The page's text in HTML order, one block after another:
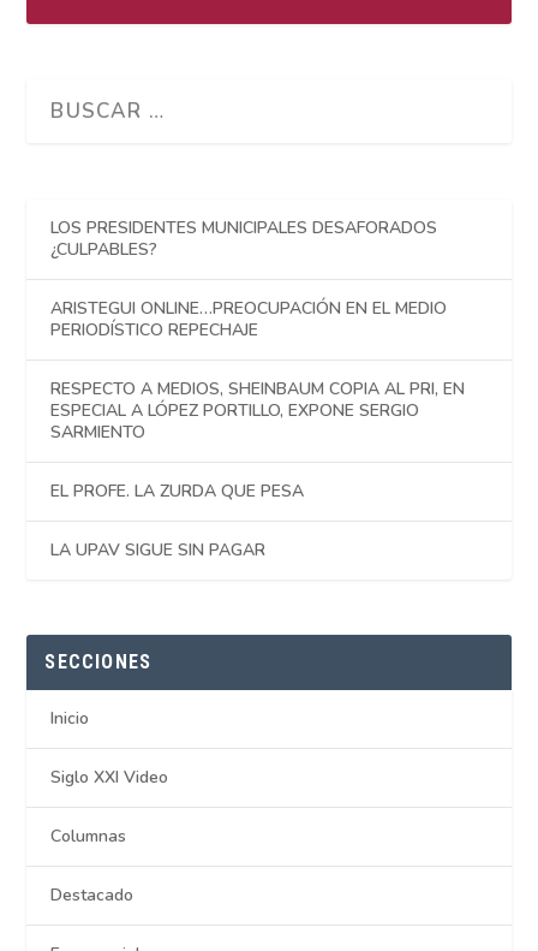
LOS PRESIDENTES MUNICIPALES DESAFORADOS
¿CULPABLES?
ARISTEGUI ONLINE…PREOCUPACIÓN EN EL MEDIO
PERIODÍSTICO REPECHAJE
RESPECTO A MEDIOS, SHEINBAUM COPIA AL PRI, EN
ESPECIAL A LÓPEZ PORTILLO, EXPONE SERGIO
SARMIENTO
EL PROFE. LA ZURDA QUE PESA
LA UPAV SIGUE SIN PAGAR
SECCIONES
Inicio
Siglo XXI Video
Columnas
Destacado